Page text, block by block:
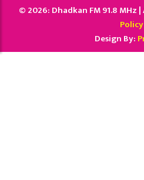
© 2026: Dhadkan FM 91.8 MHz
Policy
Design By: